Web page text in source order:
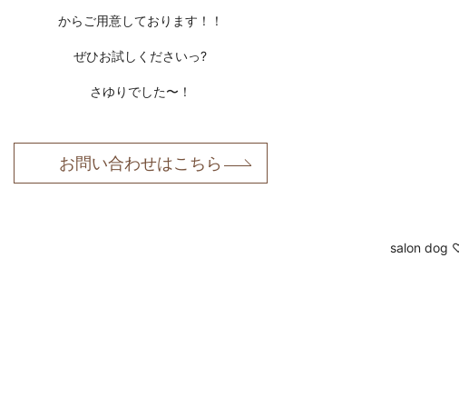
からご用意しております！！
ぜひお試しくださいっ?
さゆりでした〜！
お問い合わせはこちら
salon dog